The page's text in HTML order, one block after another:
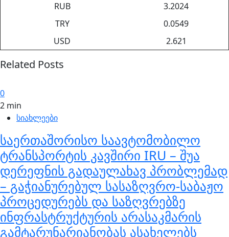
RUB
3.2024
TRY
0.0549
USD
2.621
Related Posts
0
2 min
სიახლეები
საერთაშორისო საავტომობილო
ტრანსპორტის კავშირი IRU – შუა
დერეფნის გადაულახავ პრობლემად
– გაჭიანურებულ სასაზღვრო-საბაჟო
პროცედურებს და საზღვრებზე
ინფრასტრუქტურის არასაკმარის
გამტარუნარიანობას ასახელებს